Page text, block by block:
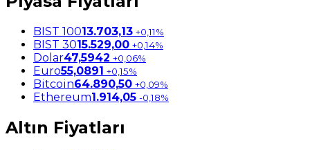
BIST 10013.703,13 +0,11%
BIST 3015.529,00 +0,14%
Dolar47,5942 +0,06%
Euro55,0891 +0,15%
Bitcoin64.890,50 +0,09%
Ethereum1.914,05 -0,18%
Altın Fiyatları